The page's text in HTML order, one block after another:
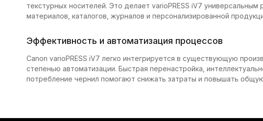
текстурных носителей. Это делает varioPRESS iV7
материалов, каталогов, журналов и персонализированной
Эффективность и автоматизация процессов
Canon varioPRESS iV7 легко интегрируется в существующую
степенью автоматизации. Быстрая перенастройка,
потребление чернил помогают снижать затраты и повышать